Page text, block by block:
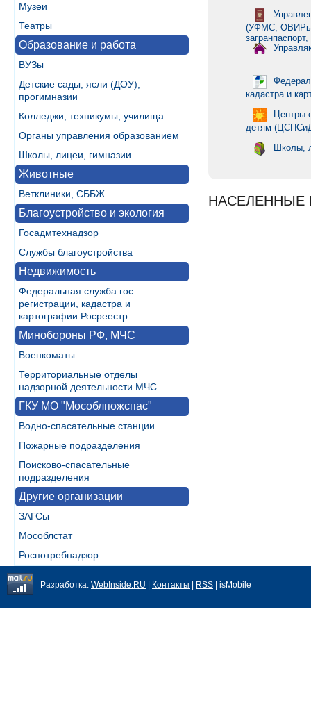
Музеи
Театры
Образование и работа
ВУЗы
Детские сады, ясли (ДОУ),
прогимназии
Колледжи, техникумы, училища
Органы управления образованием
Школы, лицеи, гимназии
Животные
Ветклиники, СББЖ
Благоустройство и экология
Госадмтехнадзор
Службы благоустройства
Недвижимость
Федеральная служба гос.
регистрации, кадастра и
картографии Росреестр
Минобороны РФ, МЧС
Военкоматы
Территориальные отделы
надзорной деятельности МЧС
ГКУ МО "Мособлпожспас"
Водно-спасательные станции
Пожарные подразделения
Поисково-спасательные
подразделения
Другие организации
ЗАГСы
Мособлстат
Роспотребнадзор
(УФМС, ОВИРы,
кадастра и
Центры
детям
Школы,
НАСЕЛЕННЫЕ
Разработка: WebInside.RU Контакты RSS | isMobile